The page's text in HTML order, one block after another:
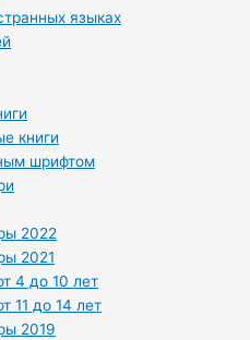
языках
книги
шрифтом
2022
2021
4 до 10 лет
11 до 14 лет
2019